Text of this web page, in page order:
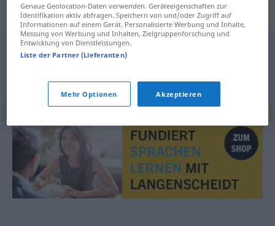
Synonyme für "Kriegsschauplatz"
Feld,Linie,Schlachtfeld,Front
© OpenThesaurus.de
Genaue Geolocation-Daten verwenden. Geräteeigenschaften zur
Identifikation aktiv abfragen. Speichern von und/oder Zugriff auf
Informationen auf einem Gerät. Personalisierte Werbung und Inhalte,
Messung von Werbung und Inhalten, Zielgruppenforschung und
Entwicklung von Dienstleistungen.
Liste der Partner (Lieferanten)
Mehr Optionen Akzeptieren